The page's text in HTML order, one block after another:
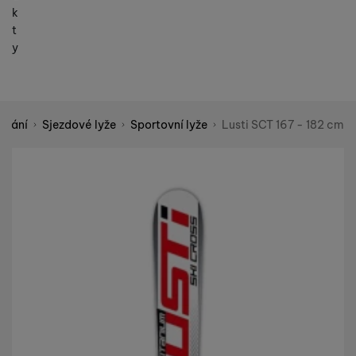
k
t
y
Sjezdové lyže Sportovní lyže Lusti SCT 167 - 182 cm